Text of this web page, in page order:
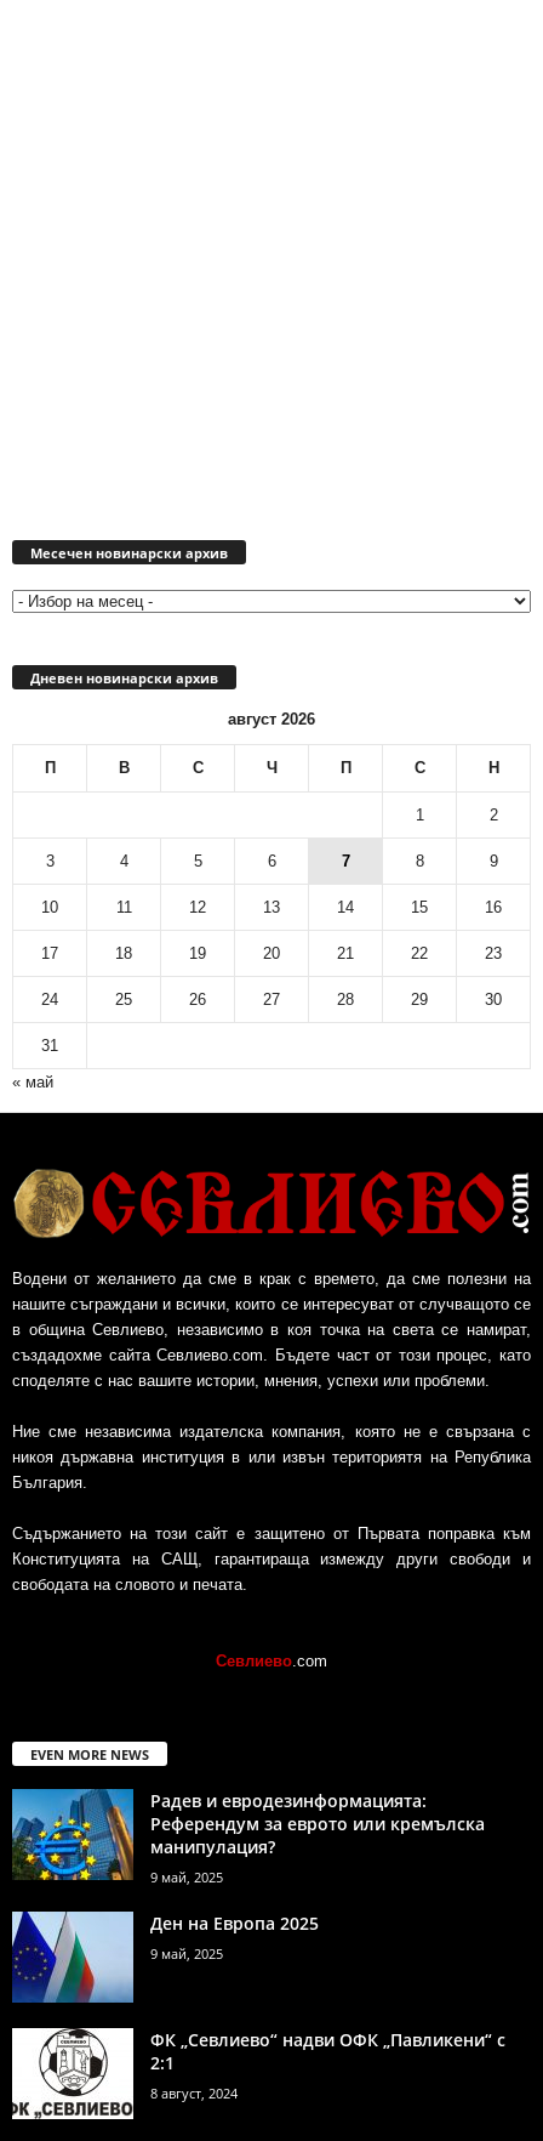
Месечен новинарски архив
Дневен новинарски архив
август 2026
П В С Ч П С Н
1 2
3 4 5 6 7 8 9
10 11 12 13 14 15 16
17 18 19 20 21 22 23
24 25 26 27 28 29 30
31
« май
Водени от желанието да сме в крак с времето, да сме полезни на
нашите съграждани и всички, които се интересуват от случващото се
в община Севлиево, независимо в коя точка на света се намират,
създадохме сайта Севлиево.com. Бъдете част от този процес, като
споделяте с нас вашите истории, мнения, успехи или проблеми.
Ние сме независима издателска компания, която не е свързана с
никоя държавна институция в или извън териториятя на Република
България.
Съдържанието на този сайт е защитено от Първата поправка към
Конституцията на САЩ, гарантираща измежду други свободи и
свободата на словото и печата.
Севлиево.com
EVEN MORE NEWS
Радев и евродезинформацията:
Референдум за еврото или кремълска
манипулация?
9 май, 2025
Ден на Европа 2025
9 май, 2025
ФК „Севлиево“ надви ОФК „Павликени“ с
2:1
8 август, 2024